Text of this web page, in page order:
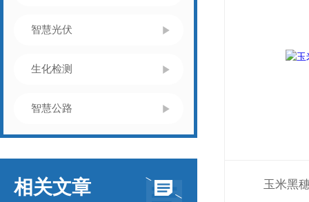
智慧光伏
生化检测
智慧公路
相关文章 玉米黑